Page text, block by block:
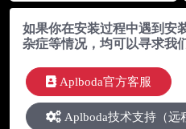
大...
如果你在安装过程中遇到安
杂症等情况，均可以寻求我
Aplboda官方客服
Aplboda技术支持（远